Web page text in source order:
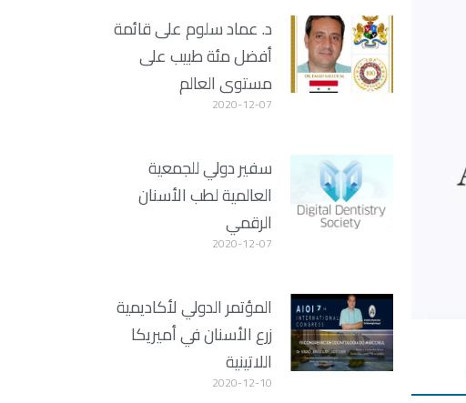
د. عماد سلوم على قائمة
أفضل مئة طبيب على
مستوى العالم
2020-12-07
سفير دولي للجمعية
العالمية لطب الأسنان
الرقمي
2020-12-07
المؤتمر الدولي لأكاديمية
زرع الأسنان في أميريكا
اللاتينية
2020-12-10